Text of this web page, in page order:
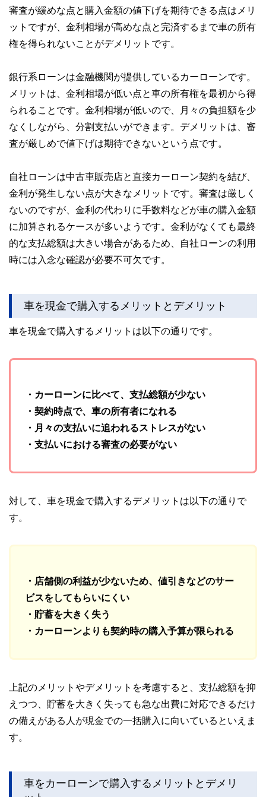
審査が緩めな点と購入金額の値下げを期待できる点はメリ
ットですが、金利相場が高めな点と完済するまで車の所有
権を得られないことがデメリットです。
銀行系ローンは金融機関が提供しているカーローンです。
メリットは、金利相場が低い点と車の所有権を最初から得
られることです。金利相場が低いので、月々の負担額を少
なくしながら、分割支払いができます。デメリットは、審
査が厳しめで値下げは期待できないという点です。
自社ローンは中古車販売店と直接カーローン契約を結び、
金利が発生しない点が大きなメリットです。審査は厳しく
ないのですが、金利の代わりに手数料などが車の購入金額
に加算されるケースが多いようです。金利がなくても最終
的な支払総額は大きい場合があるため、自社ローンの利用
時には入念な確認が必要不可欠です。
車を現金で購入するメリットとデメリット
車を現金で購入するメリットは以下の通りです。
・カーローンに比べて、支払総額が少ない
・契約時点で、車の所有者になれる
・月々の支払いに追われるストレスがない
・支払いにおける審査の必要がない
対して、車を現金で購入するデメリットは以下の通りで
す。
・店舗側の利益が少ないため、値引きなどのサー
ビスをしてもらいにくい
・貯蓄を大きく失う
・カーローンよりも契約時の購入予算が限られる
上記のメリットやデメリットを考慮すると、支払総額を抑
えつつ、貯蓄を大きく失っても急な出費に対応できるだけ
の備えがある人が現金での一括購入に向いているといえま
す。
車をカーローンで購入するメリットとデメリ